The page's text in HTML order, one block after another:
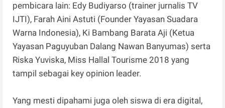
pembicara lain: Edy Budiyarso (trainer jurnalis TV
IJTI), Farah Aini Astuti (Founder Yayasan Suadara
Warna Indonesia), Ki Bambang Barata Aji (Ketua
Yayasan Paguyuban Dalang Nawan Banyumas) serta
Riska Yuviska, Miss Hallal Tourisme 2018 yang
tampil sebagai key opinion leader.
Yang mesti dipahami juga oleh siswa di era digital,